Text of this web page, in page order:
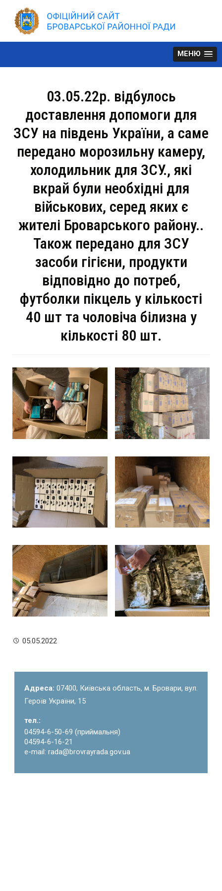
to
content
МЕНЮ
03.05.22р. відбулось
доставлення допомоги для
ЗСУ на південь України, а саме
передано морозильну камеру,
холодильник для ЗСУ., які
вкрай були необхідні для
військових, серед яких є
жителі Броварського району..
Також передано для ЗСУ
засоби гігієни, продукти
відповідно до потреб,
футболки пікцель у кількості
40 шт та чоловіча білизна у
кількості 80 шт.
05.05.2022
Адреса: 07400, Київська область, м. Бровари, вул.
Героїв України, 15
тел.:
04594-6-50-69 (приймальня)
04594-6-16-21
e-mail: rada@brovrayrada.gov.ua